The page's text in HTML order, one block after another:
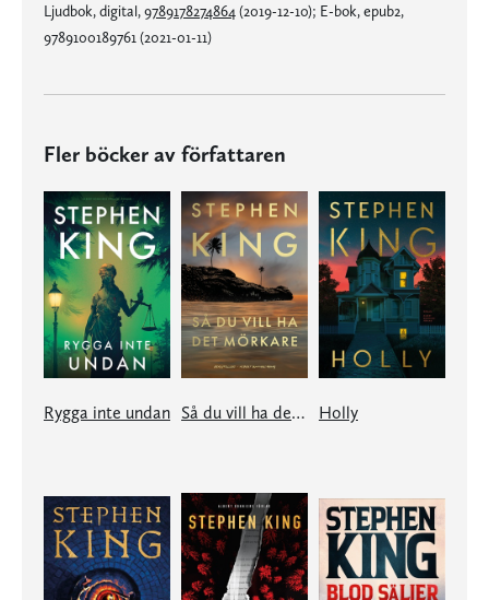
Ljudbok, digital,9789178274864 (2019-12-10); E-bok, epub2,
9789100189761 (2021-01-11)
Fler böcker av författaren
Rygga inte undan Så du vill ha det mörkare Holly